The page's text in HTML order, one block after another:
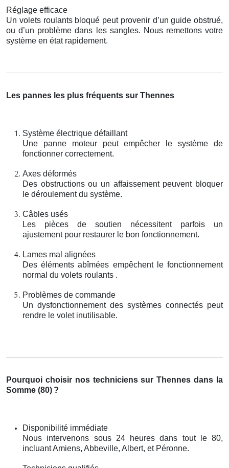
Réglage efficace
Un volets roulants bloqué peut provenir d’un guide obstrué,
ou d’un problème dans les sangles. Nous remettons votre
système en état rapidement.
Les pannes les plus fréquents sur Thennes
Système électrique défaillant
Une panne moteur peut empêcher le système de
fonctionner correctement.
Axes déformés
Des obstructions ou un affaissement peuvent bloquer
le déroulement du système.
Câbles usés
Les pièces de soutien nécessitent parfois un
ajustement pour restaurer le bon fonctionnement.
Lames mal alignées
Des éléments abîmées empêchent le fonctionnement
normal du volets roulants .
Problèmes de commande
Un dysfonctionnement des systèmes connectés peut
rendre le volet inutilisable.
Pourquoi choisir nos techniciens sur Thennes dans la
Somme (80) ?
Disponibilité immédiate
Nous intervenons sous 24 heures dans tout le 80,
incluant Amiens, Abbeville, Albert, et Péronne.